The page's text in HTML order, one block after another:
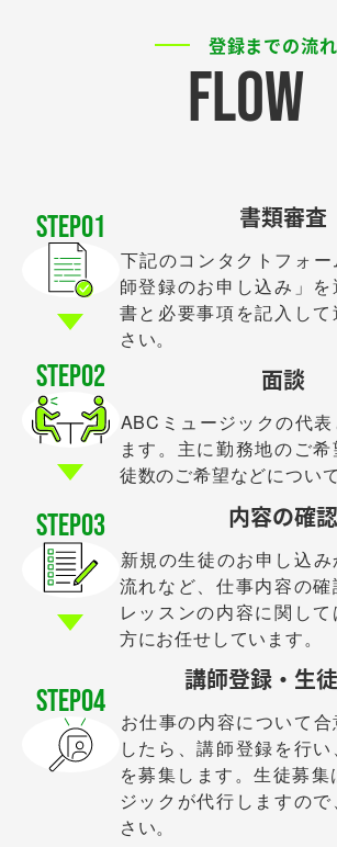
登録までの流れ
FLOW
STEP01 書類審査
下記のコンタクトフォ
師登録のお申し込み」
書と必要事項を記入し
さい。
STEP02 面談
ABCミュージックの代
ます。主に勤務地のご
徒数のご希望などについ
STEP03 内容の確認
新規の生徒のお申し込
流れなど、仕事内容の確
レッスンの内容に関し
方にお任せしています。
STEP04
講師登録・生
お仕事の内容について合
したら、講師登録を行
を募集します。生徒募
ジックが代行しますの
さい。